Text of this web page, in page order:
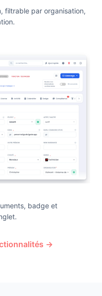
filtrable par organisation,
badge et
→